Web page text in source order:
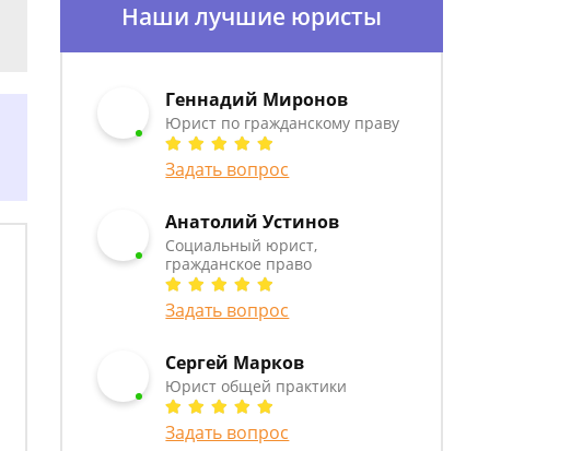
Наши лучшие юристы
Геннадий Миронов
Юрист по гражданскому праву
Задать вопрос
Анатолий Устинов
Социальный юрист,
гражданское право
Задать вопрос
Сергей Марков
Юрист общей практики
Задать вопрос